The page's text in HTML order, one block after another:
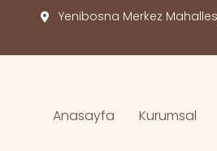
Yenibosna Merkez
Anasayfa Kurumsal